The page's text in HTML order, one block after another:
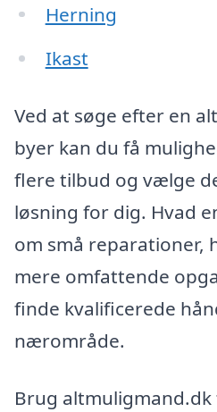
Herning
Ikast
Ved at søge efter en
byer kan du få
flere tilbud og vælge
løsning for dig. Hvad
om små reparationer,
mere omfattende
finde kvalificerede
nærområde.
Brug